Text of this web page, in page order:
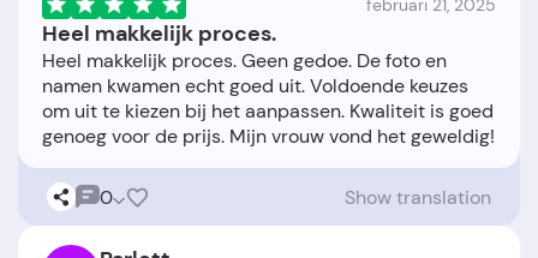
februari 21, 2025
Heel makkelijk proces.
Heel makkelijk proces. Geen gedoe. De foto en
namen kwamen echt goed uit. Voldoende keuzes
om uit te kiezen bij het aanpassen. Kwaliteit is goed
0 Show translation